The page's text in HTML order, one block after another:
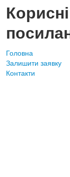
Корисні
Головна
Залишити заявку
Контакти